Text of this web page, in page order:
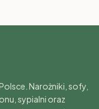
Narożniki, sofy,
sypialni oraz